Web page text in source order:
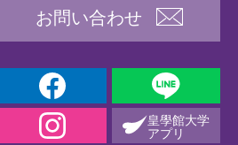
お問い合わせ
皇學館大学
アプリ